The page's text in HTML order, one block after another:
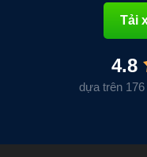
Tải
4.8
dựa trên